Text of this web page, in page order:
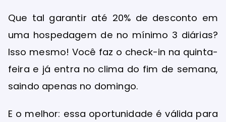
Que tal garantir até 20% de desconto em
uma hospedagem de no mínimo 3 diárias?
Isso mesmo! Você faz o check-in na quinta-
feira e já entra no clima do fim de semana,
saindo apenas no domingo.
E o melhor: essa oportunidade é válida para